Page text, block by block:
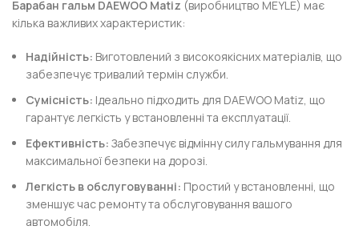
Барабан гальм DAEWOO Matiz (виробництво MEYLE) має
кілька важливих характеристик:
Надійність: Виготовлений з високоякісних матеріалів, що
забезпечує тривалий термін служби.
Сумісність: Ідеально підходить для DAEWOO Matiz, що
гарантує легкість у встановленні та експлуатації.
Ефективність: Забезпечує відмінну силу гальмування для
максимальної безпеки на дорозі.
Легкість в обслуговуванні: Простий у встановленні, що
зменшує час ремонту та обслуговування вашого
автомобіля.